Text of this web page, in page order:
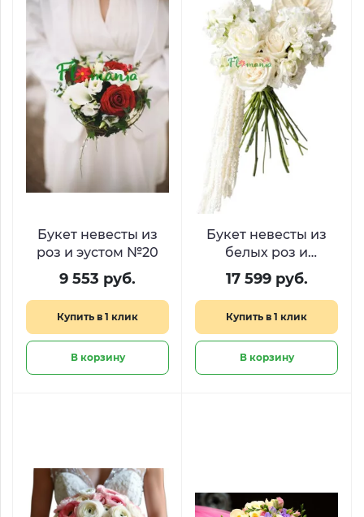
Букет невесты из
роз и эустом №20
9 553 руб.
Купить в 1 клик
В корзину
Букет невесты из
белых роз и
антуриума «Каскад
нежности»
17 599 руб.
Купить в 1 клик
В корзину